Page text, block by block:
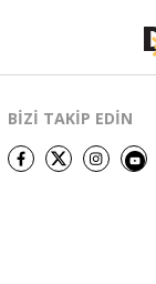
BİZİ TAKİP EDİN